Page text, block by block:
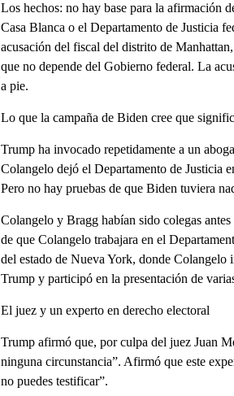
Los hechos: no hay base para la afirmación
Casa Blanca o el Departamento de Justicia
acusación del fiscal del distrito de
que no depende del Gobierno federal. La
a pie.
Lo que la campaña de Biden cree que
Trump ha invocado repetidamente a un
Colangelo dejó el Departamento de Justicia
Pero no hay pruebas de que Biden tuviera
Colangelo y Bragg habían sido colegas
de que Colangelo trabajara en el
del estado de Nueva York, donde Colangelo
Trump y participó en la presentación de
El juez y un experto en derecho electoral
Trump afirmó que, por culpa del juez Juan
ninguna circunstancia”. Afirmó que este
no puedes testificar”.